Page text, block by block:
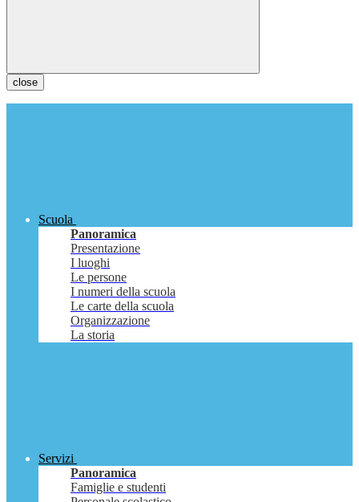
close
Scuola
Panoramica
Presentazione
I luoghi
Le persone
I numeri della scuola
Le carte della scuola
Organizzazione
La storia
Servizi
Panoramica
Famiglie e studenti